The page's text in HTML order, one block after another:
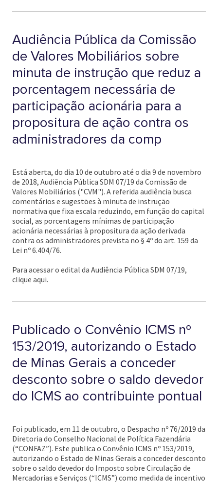
Audiência Pública da Comissão
de Valores Mobiliários sobre
minuta de instrução que reduz a
porcentagem necessária de
participação acionária para a
propositura de ação contra os
administradores da comp
Está aberta, do dia 10 de outubro até o dia 9 de novembro
de 2018, Audiência Pública SDM 07/19 da Comissão de
Valores Mobiliários ("CVM"). A referida audiência busca
comentários e sugestões à minuta de instrução
normativa que fixa escala reduzindo, em função do capital
social, as porcentagens mínimas de participação
acionária necessárias à propositura da ação derivada
contra os administradores prevista no § 4º do art. 159 da
Lei nº 6.404/76.
Para acessar o edital da Audiência Pública SDM 07/19,
clique aqui.
Publicado o Convênio ICMS nº
153/2019, autorizando o Estado
de Minas Gerais a conceder
desconto sobre o saldo devedor
do ICMS ao contribuinte pontual
Foi publicado, em 11 de outubro, o Despacho nº 76/2019 da
Diretoria do Conselho Nacional de Política Fazendária
(“CONFAZ”). Este publica o Convênio ICMS nº 153/2019,
autorizando o Estado de Minas Gerais a conceder desconto
sobre o saldo devedor do Imposto sobre Circulação de
Mercadorias e Serviços (“ICMS”) como medida de incentivo